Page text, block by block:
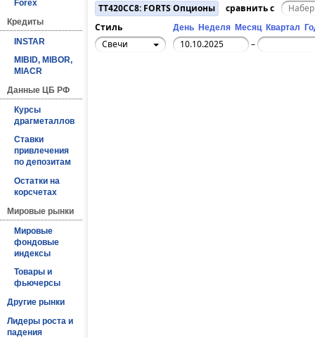
Forex
Кредиты
INSTAR
MIBID, MIBOR,
MIACR
Данные ЦБ РФ
Курсы
драгметаллов
Ставки
привлечения
по депозитам
Остатки на
корсчетах
Мировые рынки
Мировые
фондовые
индексы
Товары и
фьючерсы
Другие рынки
Лидеры роста и
падения
TT420CC8: FORTS Опционы
сравнить с
Стиль
День Неделя Месяц Квартал
Свечи –